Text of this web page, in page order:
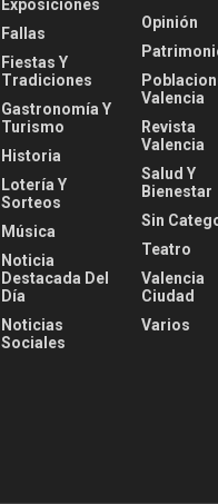
Exposiciones
Fallas
Fiestas Y
Tradiciones
Gastronomía Y
Turismo
Historia
Lotería Y
Sorteos
Música
Noticia
Destacada Del
Día
Noticias
Sociales
Opinión
Valencia
Revista
Valencia
Salud Y
Bienestar
Sin
Teatro
Valencia
Ciudad
Varios